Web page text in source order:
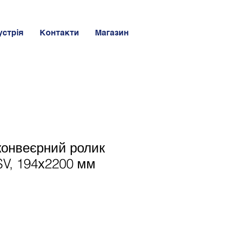
Контакти Магазин
ролик
194х2200 мм